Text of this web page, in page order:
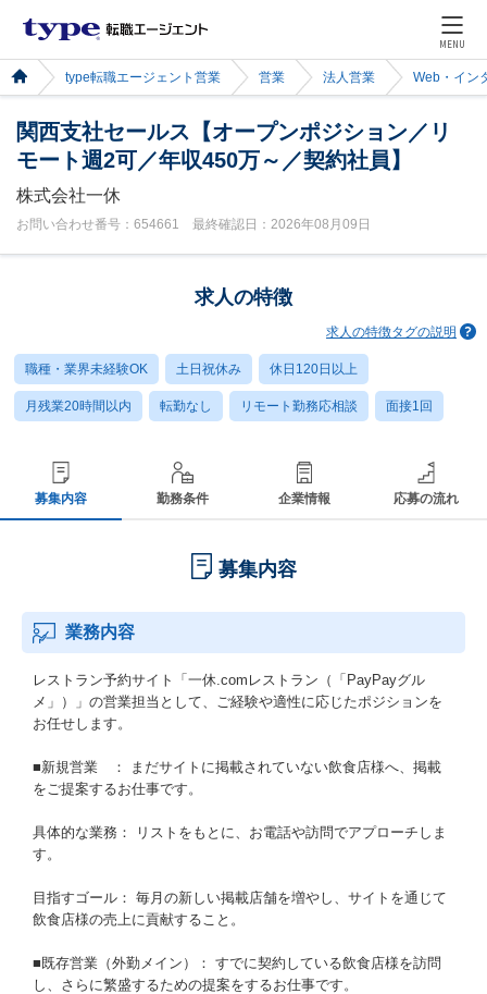
MENU
type転職エージェント営業 営業 法人営業 Web・イン
関西支社セールス【オープンポジション／リ
モート週2可／年収450万～／契約社員】
株式会社一休
お問い合わせ番号：654661 最終確認日：2026年08月09日
求人の特徴
求人の特徴タグの説明
職種・業界未経験OK 土日祝休み 休日120日以上
月残業20時間以内 転勤なし リモート勤務応相談 面接1回
募集内容 勤務条件 企業情報 応募の流れ
募集内容
業務内容
レストラン予約サイト「一休.comレストラン（「PayPayグル
メ」）」の営業担当として、ご経験や適性に応じたポジションを
お任せします。
■新規営業 ： まだサイトに掲載されていない飲食店様へ、掲載
をご提案するお仕事です。
具体的な業務： リストをもとに、お電話や訪問でアプローチしま
す。
目指すゴール： 毎月の新しい掲載店舗を増やし、サイトを通じて
飲食店様の売上に貢献すること。
■既存営業（外勤メイン）： すでに契約している飲食店様を訪問
し、さらに繁盛するための提案をするお仕事です。